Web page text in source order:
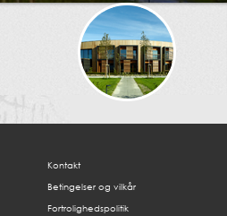
Kontakt
Betingelser og vilkår
Fortrolighedspolitik